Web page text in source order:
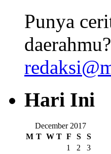
Punya
Hari Ini
December 2017
M T W T F S S
1 2
3